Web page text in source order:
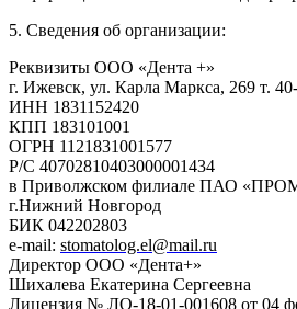
5. Сведения об организации:
Реквизиты ООО «Дента +»
г. Ижевск, ул. Карла Маркса, 269 т.
ИНН 1831152420
КПП 183101001
ОГРН 1121831001577
Р/С 40702810403000001434
в Приволжском филиале ПАО
г.Нижний Новгород
БИК 042202803
e-mail: stomatolog.el@mail.ru
Директор ООО «Дента+»
Шихалева Екатерина Сергеевна
Лицензия № ЛО-18-01-001608 от 04